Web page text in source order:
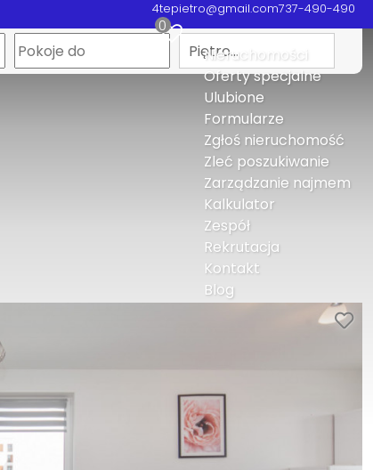
4tepietro@gmail.com737-490-490
0
Nieruchomości
Oferty specjalne
Ulubione
Formularze
Zgłoś nieruchomość
Zleć poszukiwanie
Zarządzanie najmem
Kalkulator
Zespół
Rekrutacja
Kontakt
Blog
Piętro…